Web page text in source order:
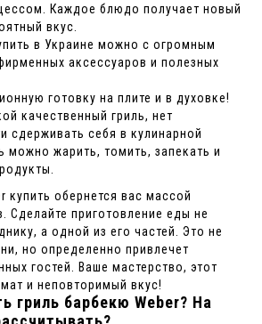
Каждое блюдо получает новый
вкус.
в Украине можно с огромным
аксессуаров и полезных
готовку на плите и в духовке!
качественный гриль, нет
сдерживать себя в кулинарной
можно жарить, томить, запекать и
купить обернется вас массой
Сделайте приготовление еды не
а одной из его частей. Это не
но определенно привлечет
гостей. Ваше мастерство, этот
и неповторимый вкус!
гриль барбекю Weber? На